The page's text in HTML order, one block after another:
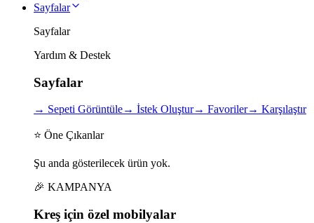
Sayfalar
Sayfalar
Yardım & Destek
Sayfalar
→ Sepeti Görüntüle→ İstek Oluştur→ Favoriler→ Karşılaştır
⭐ Öne Çıkanlar
Şu anda gösterilecek ürün yok.
🎉 KAMPANYA
Kreş için özel mobilyalar